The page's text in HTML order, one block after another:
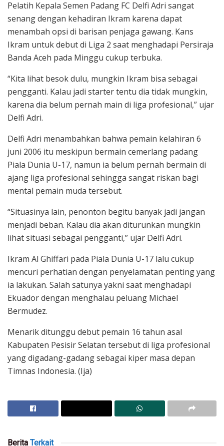
Pelatih Kepala Semen Padang FC Delfi Adri sangat
senang dengan kehadiran Ikram karena dapat
menambah opsi di barisan penjaga gawang. Kans
Ikram untuk debut di Liga 2 saat menghadapi Persiraja
Banda Aceh pada Minggu cukup terbuka.
“Kita lihat besok dulu, mungkin Ikram bisa sebagai
pengganti. Kalau jadi starter tentu dia tidak mungkin,
karena dia belum pernah main di liga profesional,” ujar
Delfi Adri.
Delfi Adri menambahkan bahwa pemain kelahiran 6
juni 2006 itu meskipun bermain cemerlang padang
Piala Dunia U-17, namun ia belum pernah bermain di
ajang liga profesional sehingga sangat riskan bagi
mental pemain muda tersebut.
“Situasinya lain, penonton begitu banyak jadi jangan
menjadi beban. Kalau dia akan diturunkan mungkin
lihat situasi sebagai pengganti,” ujar Delfi Adri.
Ikram Al Ghiffari pada Piala Dunia U-17 lalu cukup
mencuri perhatian dengan penyelamatan penting yang
ia lakukan. Salah satunya yakni saat menghadapi
Ekuador dengan menghalau peluang Michael
Bermudez.
Menarik ditunggu debut pemain 16 tahun asal
Kabupaten Pesisir Selatan tersebut di liga profesional
yang digadang-gadang sebagai kiper masa depan
Timnas Indonesia. (Ija)
Berita Terkait